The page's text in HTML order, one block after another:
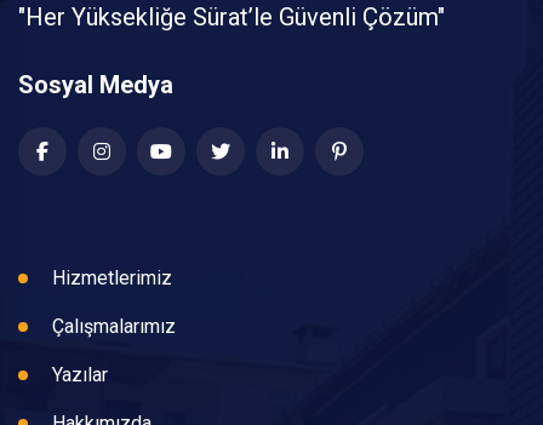
"Her Yüksekliğe Sürat’le Güvenli Çözüm"
Sosyal Medya
Hizmetlerimiz
Çalışmalarımız
Yazılar